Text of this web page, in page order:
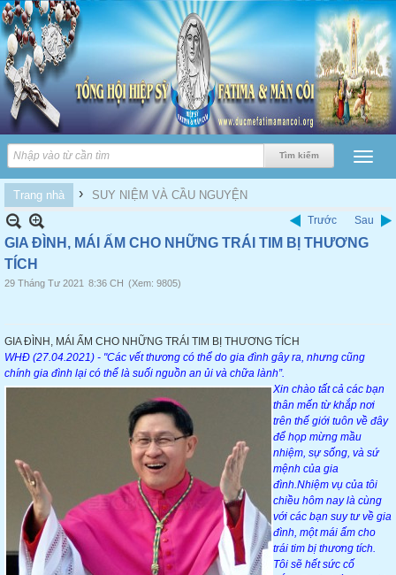
Trang nhà › SUY NIỆM VÀ CẦU NGUYỆN
Trước Sau
GIA ĐÌNH, MÁI ẤM CHO NHỮNG TRÁI TIM BỊ THƯƠNG
TÍCH
29 Tháng Tư 2021 8:36 CH (Xem: 9805)
GIA ĐÌNH, MÁI ẤM CHO NHỮNG TRÁI TIM BỊ THƯƠNG TÍCH
WHĐ (27.04.2021) - "Các vết thương có thể do gia đình gây ra, nhưng cũng
chính gia đình lại có thể là suối nguồn an ủi và chữa lành”.
Xin chào tất cả các bạn
thân mến từ khắp nơi
trên thế giới tuôn về đây
để họp mừng mầu
nhiệm, sự sống, và sứ
mệnh của gia
đình.Nhiệm vụ của tôi
chiều hôm nay là cùng
với các bạn suy tư về gia
đình, một mái ấm cho
trái tim bị thương tích.
Tôi sẽ hết sức cố